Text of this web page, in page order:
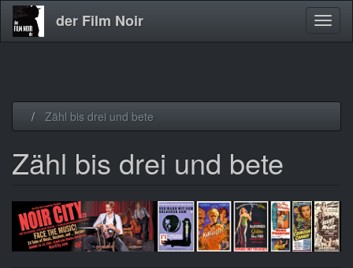
der Film Noir
Zähl bis drei und bete
Zähl bis drei und bete